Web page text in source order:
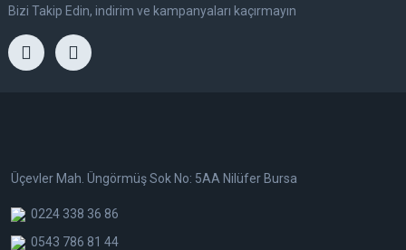
Bizi Takip Edin, indirim ve kampanyaları kaçırmayın
Üçevler Mah. Üngörmüş Sok No: 5AA Nilüfer Bursa
0224 338 36 86
0543 786 81 44